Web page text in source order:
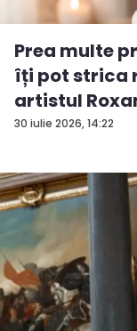
30 iulie 2026, 14:22
Prea multe
îți pot strica
artistul